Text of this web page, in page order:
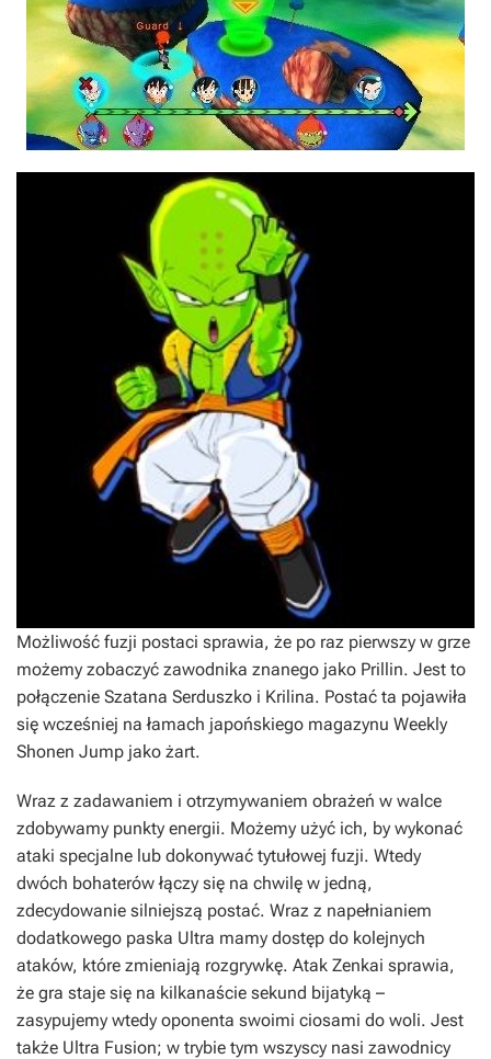
Możliwość fuzji postaci sprawia, że po raz pierwszy w grze
możemy zobaczyć zawodnika znanego jako Prillin. Jest to
połączenie Szatana Serduszko i Krilina. Postać ta pojawiła
się wcześniej na łamach japońskiego magazynu Weekly
Shonen Jump jako żart.
Wraz z zadawaniem i otrzymywaniem obrażeń w walce
zdobywamy punkty energii. Możemy użyć ich, by wykonać
ataki specjalne lub dokonywać tytułowej fuzji. Wtedy
dwóch bohaterów łączy się na chwilę w jedną,
zdecydowanie silniejszą postać. Wraz z napełnianiem
dodatkowego paska Ultra mamy dostęp do kolejnych
ataków, które zmieniają rozgrywkę. Atak Zenkai sprawia,
że gra staje się na kilkanaście sekund bijatyką –
zasypujemy wtedy oponenta swoimi ciosami do woli. Jest
także Ultra Fusion; w trybie tym wszyscy nasi zawodnicy